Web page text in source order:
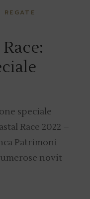
REGATE
speciale
Race 2022 –
Patrimoni
novit